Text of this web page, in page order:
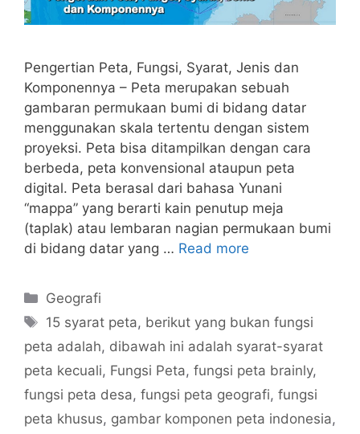
Pengertian Peta, Fungsi, Syarat, Jenis dan
Komponennya – Peta merupakan sebuah
gambaran permukaan bumi di bidang datar
menggunakan skala tertentu dengan sistem
proyeksi. Peta bisa ditampilkan dengan cara
berbeda, peta konvensional ataupun peta
digital. Peta berasal dari bahasa Yunani
“mappa” yang berarti kain penutup meja
(taplak) atau lembaran nagian permukaan bumi
di bidang datar yang … Read more
Categories
Geografi
Tags
15 syarat peta, berikut yang bukan fungsi
peta adalah, dibawah ini adalah syarat-syarat
peta kecuali, Fungsi Peta, fungsi peta brainly,
fungsi peta desa, fungsi peta geografi, fungsi
peta khusus, gambar komponen peta indonesia,